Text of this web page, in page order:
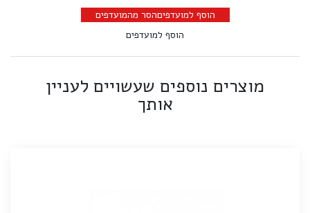
הוסף למועדפיםהסר מהמועדפים
הוסף למועדפים
מוצרים נוספים שעשויים לעניין
אותך